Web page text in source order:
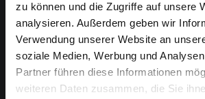
zu können und die Zugriffe auf unsere
analysieren. Außerdem geben wir
Verwendung unserer Website an
soziale Medien, Werbung und
Partner führen diese Informationen
weiteren Daten zusammen, die Sie
ANFAHRT
Alle Infos zur Anreise.
VERANSTALTER